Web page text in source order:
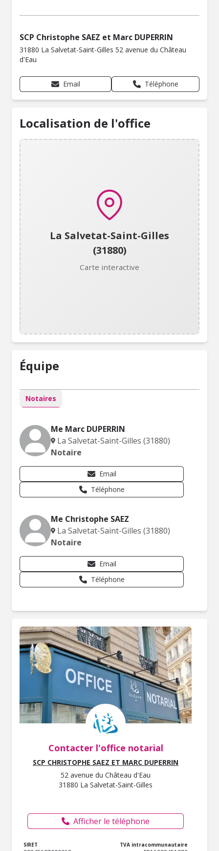
SCP Christophe SAEZ et Marc DUPERRIN
31880 La Salvetat-Saint-Gilles 52 avenue du Château
d'Eau
Email Téléphone
Localisation de l'office
La Salvetat-Saint-Gilles
(31880)
Carte interactive
Équipe
Notaires
Me Marc DUPERRIN
La Salvetat-Saint-Gilles (31880)
Notaire
Email
Téléphone
Me Christophe SAEZ
La Salvetat-Saint-Gilles (31880)
Notaire
Email
Téléphone
Contacter l'office notarial
SCP CHRISTOPHE SAEZ ET MARC DUPERRIN
52 avenue du Château d'Eau
31880 La Salvetat-Saint-Gilles
Afficher le téléphone
SIRET TVA intracommunautaire